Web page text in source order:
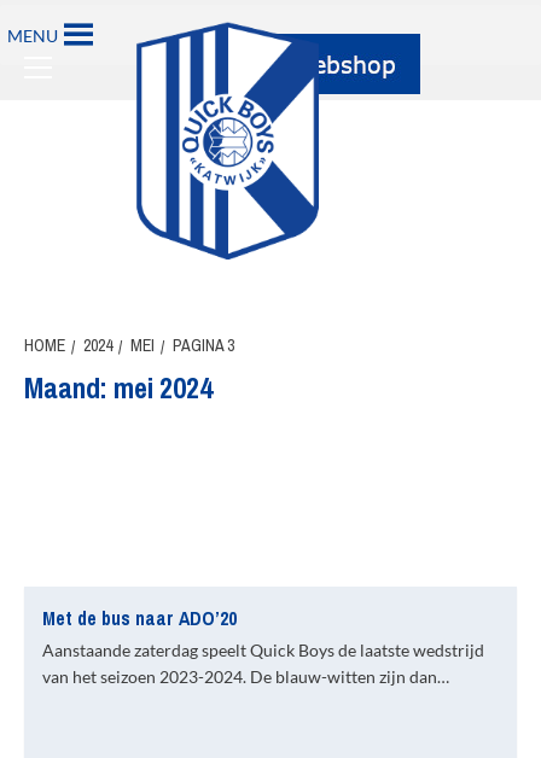
naar
MENU
Primary
HOME 2024 MEI PAGINA 3
Maand: mei 2024
Met de bus naar ADO’20
Aanstaande zaterdag speelt Quick Boys de laatste wedstrijd
van het seizoen 2023-2024. De blauw-witten zijn dan…